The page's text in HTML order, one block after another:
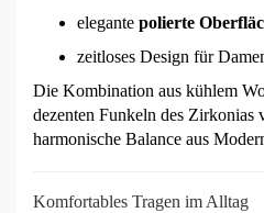
elegante polierte
zeitloses Design für
Die Kombination aus kühlem
dezenten Funkeln des Zirkonias
harmonische Balance aus
Komfortables Tragen im Alltag